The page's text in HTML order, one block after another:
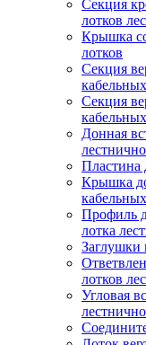
Секция
лотков
Крышка
лотков
Секция
Секция
Донная
Пластина
Крышка
Профиль
лотка
Заглушки
лотков
Угловая